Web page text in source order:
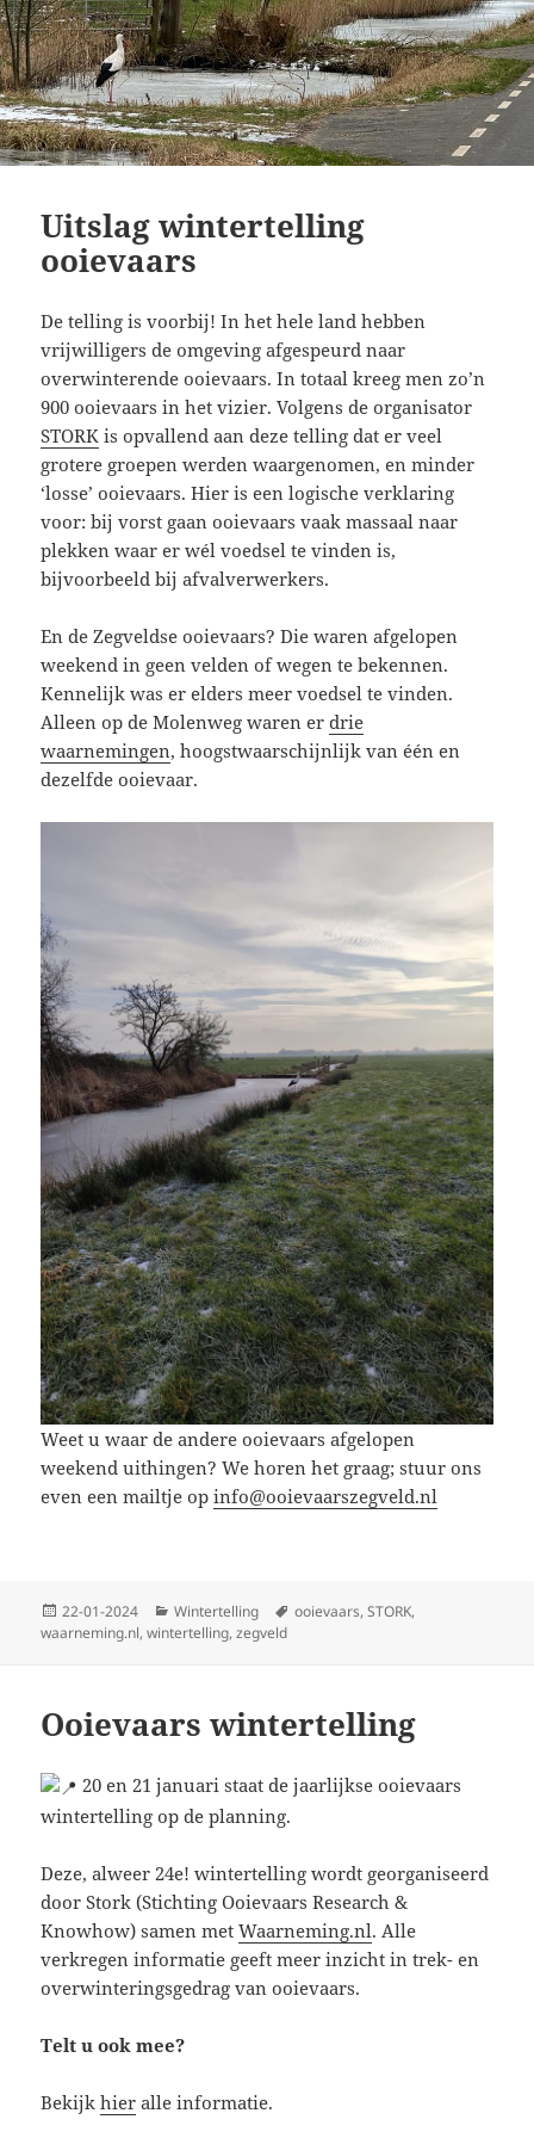
Uitslag wintertelling
ooievaars
De telling is voorbij! In het hele land hebben
vrijwilligers de omgeving afgespeurd naar
overwinterende ooievaars. In totaal kreeg men zo’n
900 ooievaars in het vizier. Volgens de organisator
STORK is opvallend aan deze telling dat er veel
grotere groepen werden waargenomen, en minder
‘losse’ ooievaars. Hier is een logische verklaring
voor: bij vorst gaan ooievaars vaak massaal naar
plekken waar er wél voedsel te vinden is,
bijvoorbeeld bij afvalverwerkers.
En de Zegveldse ooievaars? Die waren afgelopen
weekend in geen velden of wegen te bekennen.
Kennelijk was er elders meer voedsel te vinden.
Alleen op de Molenweg waren erdrie
waarnemingen, hoogstwaarschijnlijk van één en
dezelfde ooievaar.
Weet u waar de andere ooievaars afgelopen
weekend uithingen? We horen het graag; stuur ons
even een mailtje opinfo@ooievaarszegveld.nl
Geplaatst
op
22-01-2024 Categorieën
Wintertelling Tags
ooievaars,STORK,
waarneming.nl,wintertelling,zegveld
Ooievaars wintertelling
20 en 21 januari staat de jaarlijkse ooievaars
wintertelling op de planning.
Deze, alweer 24e! wintertelling wordt georganiseerd
door Stork (Stichting Ooievaars Research &
Knowhow) samen metWaarneming.nl. Alle
verkregen informatie geeft meer inzicht in trek- en
overwinteringsgedrag van ooievaars.
Telt u ook mee?
Bekijkhier alle informatie.